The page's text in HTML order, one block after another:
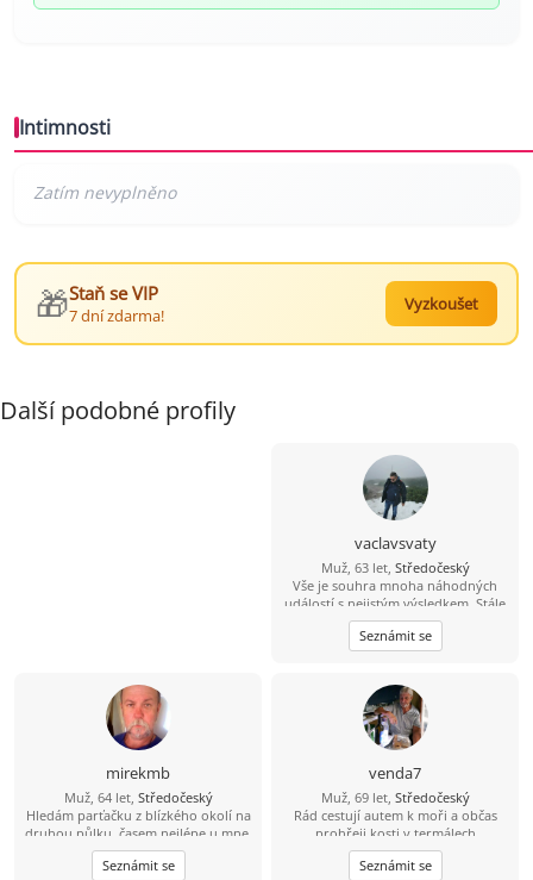
Intimnosti
🎁Staň se VIP
7 dní zdarma!
Vyzkoušet
Další podobné profily
vaclavsvaty
Muž, 63 let, Středočeský
Vše je souhra mnoha náhodných
událostí s nejistým výsledkem. Stále
nemám všechny potřebné díly
skládanky.
Seznámit se
mirekmb
Muž, 64 let, Středočeský
Hledám parťačku z blízkého okolí na
druhou půlku, časem nejlépe u mne,
nekuřačka, drobná postava
výhodou...
Seznámit se
venda7
Muž, 69 let, Středočeský
Rád cestují autem k moři a občas
prohřeji kosti v termálech
Seznámit se